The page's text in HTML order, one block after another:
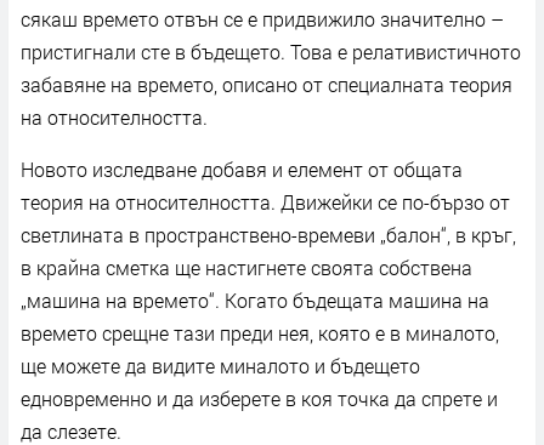
сякаш времето отвън се е придвижило значително –
пристигнали сте в бъдещето. Това е релативистичното
забавяне на времето, описано от специалната теория
на относителността.
Новото изследване добавя и елемент от общата
теория на относителността. Движейки се по-бързо от
светлината в пространствено-времеви „балон“, в кръг,
в крайна сметка ще настигнете своята собствена
„машина на времето“. Когато бъдещата машина на
времето срещне тази преди нея, която е в миналото,
ще можете да видите миналото и бъдещето
едновременно и да изберете в коя точка да спрете и
да слезете.